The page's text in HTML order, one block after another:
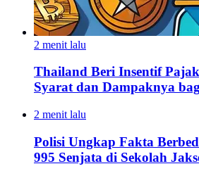
2 menit lalu
Thailand Beri Insentif
Syarat dan Dampaknya
2 menit lalu
Polisi Ungkap Fakta
995 Senjata di Sekolah